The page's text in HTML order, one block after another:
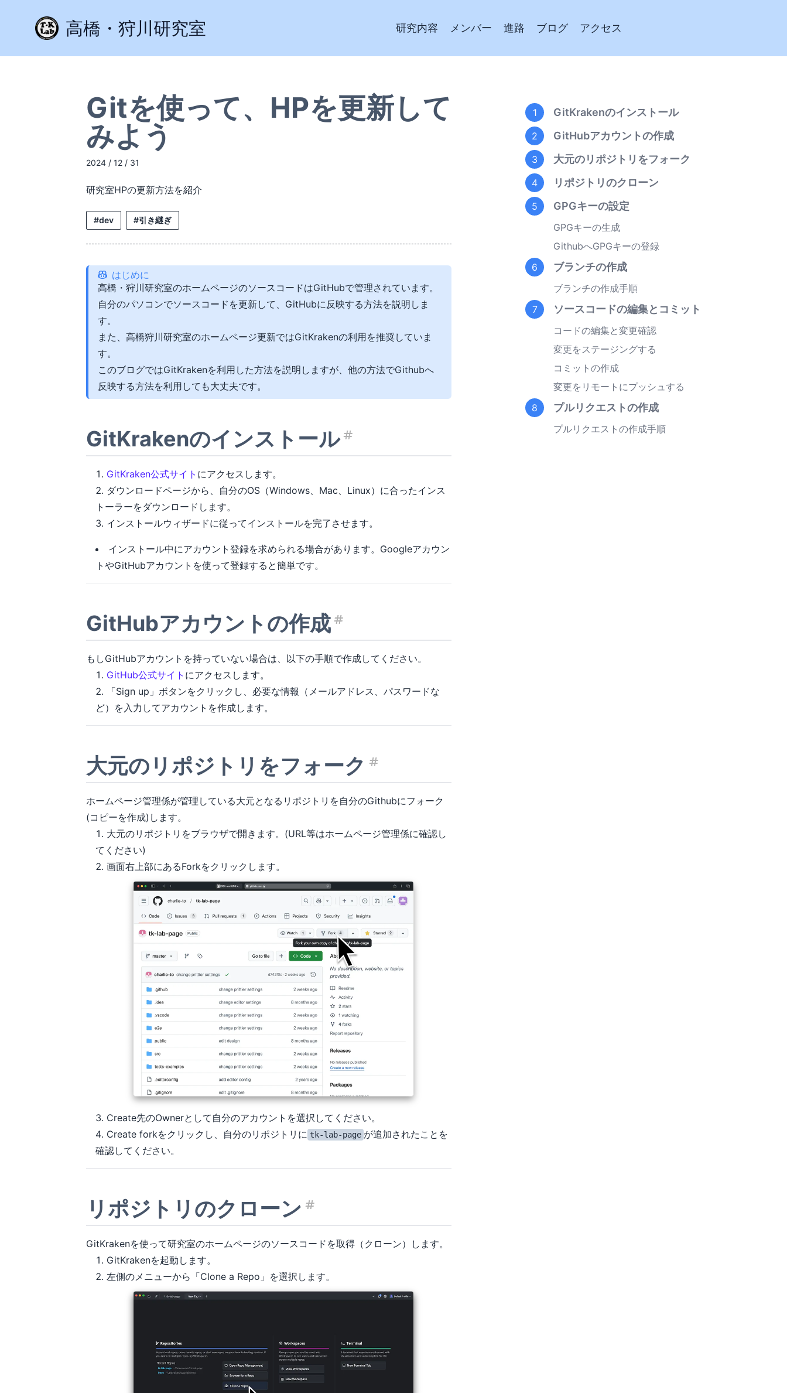
高橋・狩川研究室 研究内容 メンバー 進路 ブログ アクセス
Gitを使って、HPを更新して
みよう
2024 / 12 / 31
研究室HPの更新方法を紹介
#dev #引き継ぎ
はじめに
高橋・狩川研究室のホームページのソースコードはGitHubで管理されています。
自分のパソコンでソースコードを更新して、GitHubに反映する方法を説明しま
す。
また、高橋狩川研究室のホームページ更新ではGitKrakenの利用を推奨していま
す。
このブログではGitKrakenを利用した方法を説明しますが、他の方法でGithubへ
反映する方法を利用しても大丈夫です。
GitKrakenのインストール
見出し「GitKrakenのインストール」
GitKraken公式サイト にアクセスします。
ダウンロードページから、自分のOS（Windows、Mac、Linux）に合ったインス
トーラーをダウンロードします。
インストールウィザードに従ってインストールを完了させます。
インストール中にアカウント登録を求められる場合があります。Googleアカウン
トやGitHubアカウントを使って登録すると簡単です。
GitHubアカウントの作成
見出し「GitHubアカウントの作成」
もしGitHubアカウントを持っていない場合は、以下の手順で作成してください。
GitHub公式サイト にアクセスします。
「Sign up」ボタンをクリックし、必要な情報（メールアドレス、パスワードな
ど）を入力してアカウントを作成します。
大元のリポジトリをフォーク
見出し「大元のリポジトリをフォーク」
ホームページ管理係が管理している大元となるリポジトリを自分のGithubにフォーク
(コピーを作成)します。
大元のリポジトリをブラウザで開きます。(URL等はホームページ管理係に確認し
てください)
画面右上部にあるForkをクリックします。
Create先のOwnerとして自分のアカウントを選択してください。
Create forkをクリックし、自分のリポジトリに tk-lab-page が追加されたことを
確認してください。
リポジトリのクローン
見出し「リポジトリのクローン」
GitKrakenを使って研究室のホームページのソースコードを取得（クローン）します。
GitKrakenを起動します。
左側のメニューから「Clone a Repo」を選択します。
1 GitKrakenのインストール
2 GitHubアカウントの作成
3 大元のリポジトリをフォーク
4 リポジトリのクローン
5 GPGキーの設定
GPGキーの生成
GithubへGPGキーの登録
6
ブランチの作成
ブランチの作成手順
7
ソースコードの編集とコミット
コードの編集と変更確認
変更をステージングする
コミットの作成
変更をリモートにプッシュする
8
プルリクエストの作成
プルリクエストの作成手順